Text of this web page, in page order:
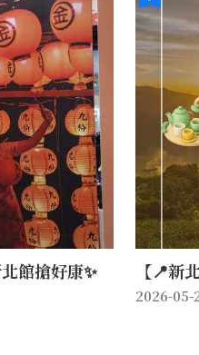
館搶好康✨ 【📍新
2026-05-